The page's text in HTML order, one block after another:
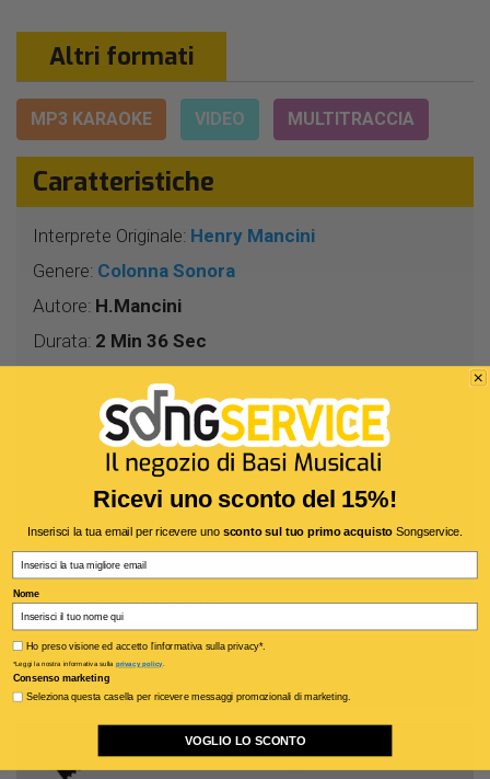
Altri formati
MP3 KARAOKE VIDEO MULTITRACCIA
Caratteristiche
Interprete Originale: Henry Mancini
Genere: Colonna Sonora
Autore: H.Mancini
Durata: 2 Min 36 Sec
120
Tonalità:MI -
No
Accordi:Si (*)
(*) Solo con il formato di testo M-Live
Novità della settimana
Abbonamento Allsongs
Ricevi uno sconto del 15%!
Inserisci la tua email per ricevere uno sconto sul tuo primo acquistoSongservice.
Nome
Privacy policy
Ho preso visione ed accetto l'informativa sulla privacy*.
*Leggi la nostra informativa sulla privacy policy.
Consenso marketing
Seleziona questa casella per ricevere messaggi promozionali di marketing.
VOGLIO LO SCONTO